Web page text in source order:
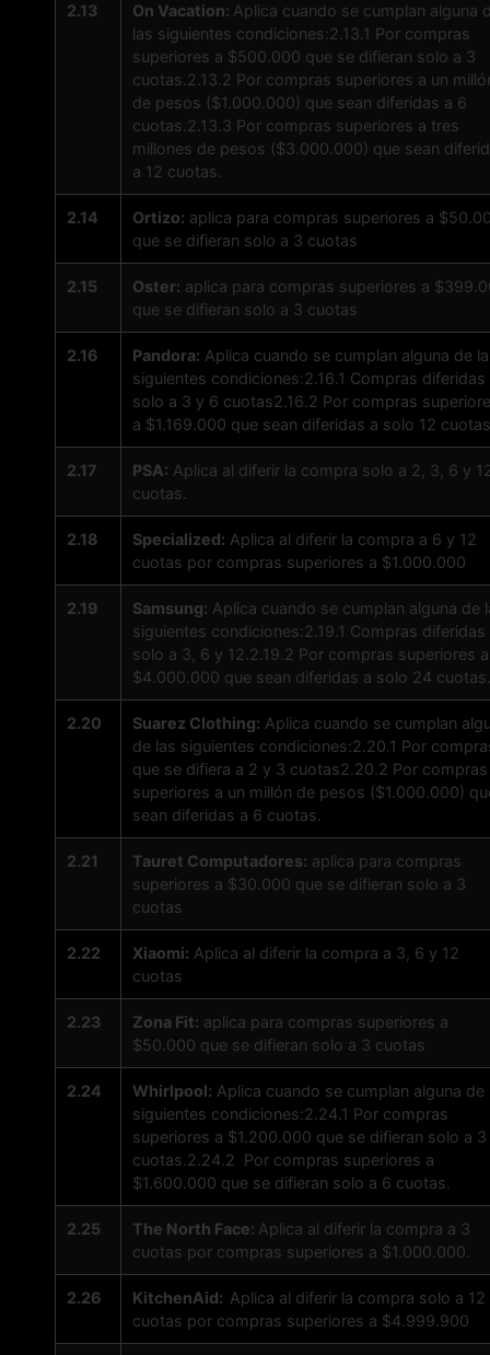
2.13 On Vacation: Aplica cuando se cumplan alguna
las siguientes condiciones:2.13.1 Por compras
superiores a $500.000 que se difieran solo a 3
cuotas.2.13.2 Por compras superiores a un
de pesos ($1.000.000) que sean diferidas a 6
cuotas.2.13.3 Por compras superiores a tres
millones de pesos ($3.000.000) que sean
a 12 cuotas.
2.14 Ortizo: aplica para compras superiores a
que se difieran solo a 3 cuotas
2.15 Oster: aplica para compras superiores a
que se difieran solo a 3 cuotas
2.16 Pandora: Aplica cuando se cumplan alguna de
siguientes condiciones:2.16.1 Compras diferidas
solo a 3 y 6 cuotas2.16.2 Por compras
a $1.169.000 que sean diferidas a solo 12
2.17 PSA: Aplica al diferir la compra solo a 2, 3, 6 y
cuotas.
2.18 Specialized: Aplica al diferir la compra a 6 y 12
cuotas por compras superiores a $1.000.000
2.19 Samsung: Aplica cuando se cumplan alguna de
siguientes condiciones:2.19.1 Compras diferidas
solo a 3, 6 y 12.2.19.2 Por compras superiores a
$4.000.000 que sean diferidas a solo 24 cuotas.
2.20 Suarez Clothing: Aplica cuando se cumplan
de las siguientes condiciones:2.20.1 Por
que se difiera a 2 y 3 cuotas2.20.2 Por compras
superiores a un millón de pesos ($1.000.000)
sean diferidas a 6 cuotas.
2.21 Tauret Computadores: aplica para compras
superiores a $30.000 que se difieran solo a 3
cuotas
2.22 Xiaomi: Aplica al diferir la compra a 3, 6 y 12
cuotas
2.23 Zona Fit: aplica para compras superiores a
$50.000 que se difieran solo a 3 cuotas
2.24 Whirlpool: Aplica cuando se cumplan alguna de
siguientes condiciones:2.24.1 Por compras
superiores a $1.200.000 que se difieran solo a 3
cuotas.2.24.2 Por compras superiores a
$1.600.000 que se difieran solo a 6 cuotas.
2.25 The North Face: Aplica al diferir la compra a 3
cuotas por compras superiores a $1.000.000.
2.26 KitchenAid: Aplica al diferir la compra solo a 12
cuotas por compras superiores a $4.999.900